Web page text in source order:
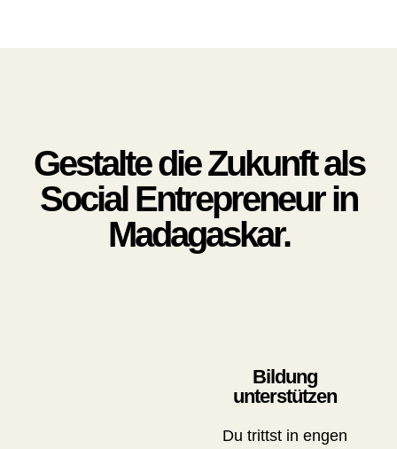
Gestalte die Zukunft als
Social Entrepreneur in
Madagaskar.
Bildung
unterstützen
Du trittst in engen